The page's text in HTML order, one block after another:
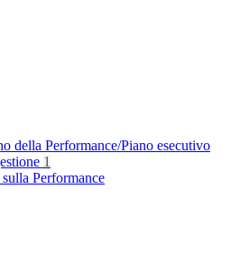
della Performance/Piano esecutivo
1
Performance